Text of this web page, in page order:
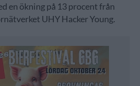
en ökning på 13 procent från
UHY Hacker Young.